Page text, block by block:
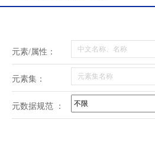
元素/属性：
元素集：
元数据规范 ：